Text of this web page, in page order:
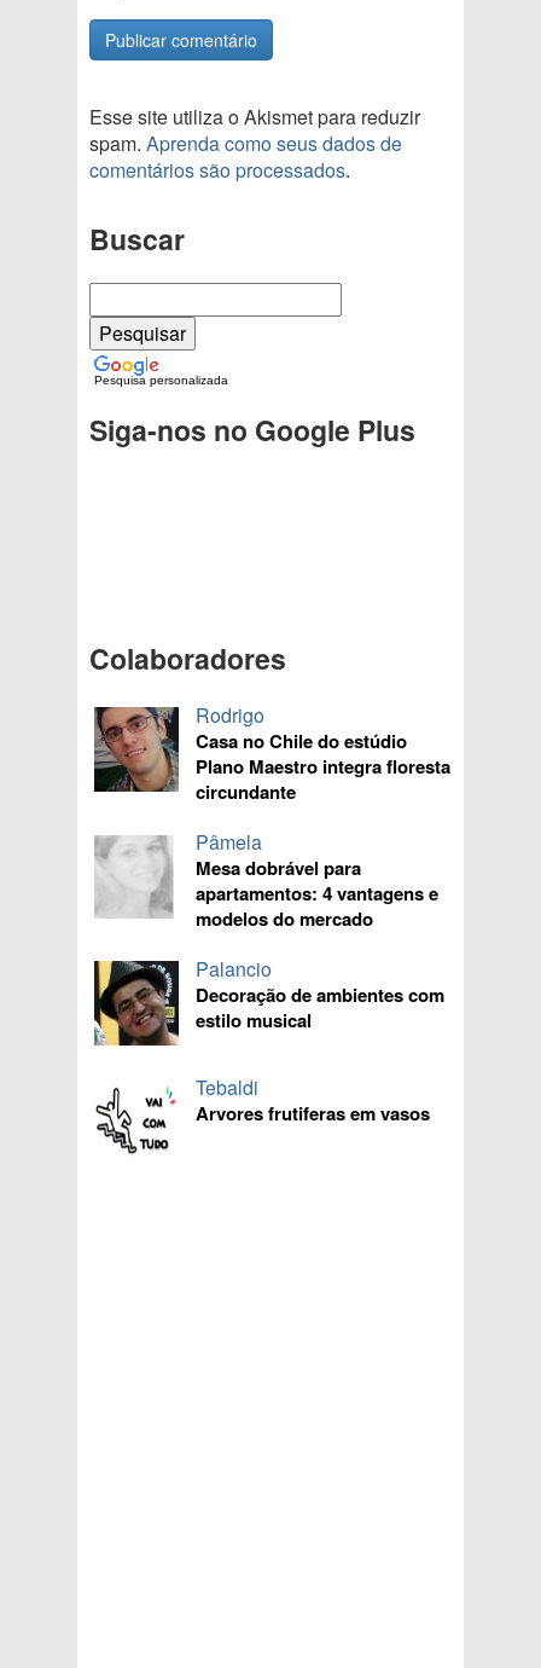
Esse site utiliza o Akismet para reduzir
spam. Aprenda como seus dados de
comentários são processados.
Buscar
Pesquisa personalizada
Siga-nos no Google Plus
Colaboradores
Rodrigo
Casa no Chile do estúdio
Plano Maestro integra floresta
circundante
Pâmela
Mesa dobrável para
apartamentos: 4 vantagens e
modelos do mercado
Palancio
Decoração de ambientes com
estilo musical
Tebaldi
Arvores frutiferas em vasos